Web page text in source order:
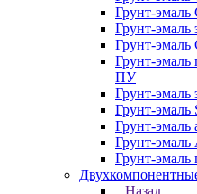
Грунт-эмаль
Грунт-
Грунт-эмаль
Грунт-
ПУ
Грунт-
Грунт-
Грунт-
Грунт-
Грунт-
Назад